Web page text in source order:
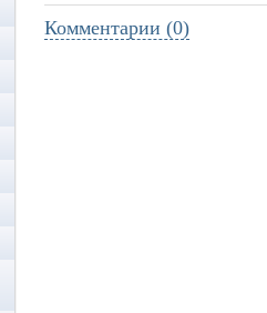
Комментарии (0)